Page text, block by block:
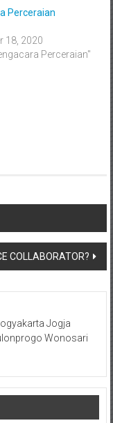
Perceraian
18, 2020
Perceraian"
COLLABORATOR?
Jogja
Wonosari